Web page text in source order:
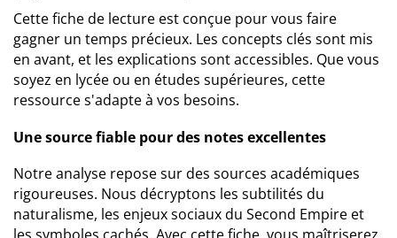
Cette fiche de lecture est conçue pour vous faire
gagner un temps précieux. Les concepts clés sont mis
en avant, et les explications sont accessibles. Que vous
soyez en lycée ou en études supérieures, cette
ressource s'adapte à vos besoins.
Une source fiable pour des notes excellentes
Notre analyse repose sur des sources académiques
rigoureuses. Nous décryptons les subtilités du
naturalisme, les enjeux sociaux du Second Empire et